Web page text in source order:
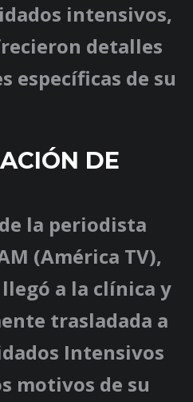
intensivos,
detalles
específicas de su
DE
la periodista
(América TV),
a la clínica y
trasladada a
Intensivos
motivos de su